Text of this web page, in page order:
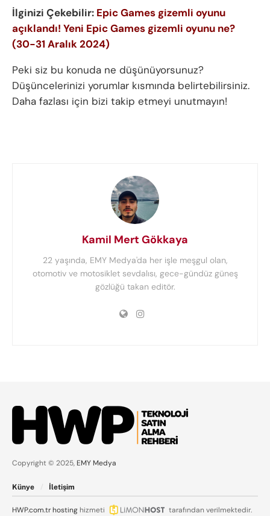
İlginizi Çekebilir: Epic Games gizemli oyunu
açıklandı! Yeni Epic Games gizemli oyunu ne?
(30-31 Aralık 2024)
Peki siz bu konuda ne düşünüyorsunuz?
Düşüncelerinizi yorumlar kısmında belirtebilirsiniz.
Daha fazlası için bizi takip etmeyi unutmayın!
Kamil Mert Gökkaya
22 yaşında, EMY Medya'da her işle meşgul olan,
otomotiv ve motosiklet sevdalısı, gece-gündüz güneş
gözlüğü takan editör.
Copyright © 2025, EMY Medya
Künye İletişim
HWP.com.trhosting hizmeti tarafından verilmektedir.